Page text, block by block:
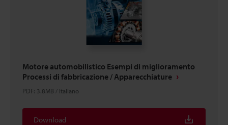
Motore automobilistico Esempi di miglioramento
Processi di fabbricazione / Apparecchiature
PDF: 3.8MB / Italiano
Download